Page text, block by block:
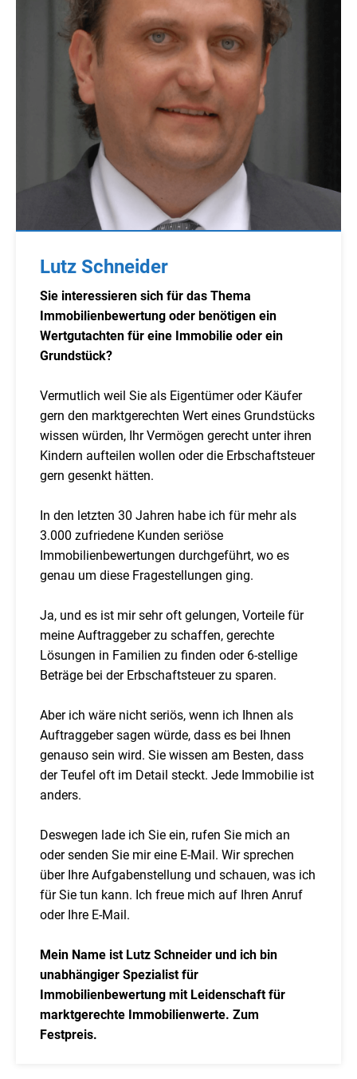
Lutz Schneider
Sie interessieren sich für das Thema
Immobilienbewertung oder benötigen ein
Wertgutachten für eine Immobilie oder ein
Grundstück?
Vermutlich weil Sie als Eigentümer oder Käufer
gern den marktgerechten Wert eines Grundstücks
wissen würden, Ihr Vermögen gerecht unter ihren
Kindern aufteilen wollen oder die Erbschaftsteuer
gern gesenkt hätten.
In den letzten 30 Jahren habe ich für mehr als
3.000 zufriedene Kunden seriöse
Immobilienbewertungen durchgeführt, wo es
genau um diese Fragestellungen ging.
Ja, und es ist mir sehr oft gelungen, Vorteile für
meine Auftraggeber zu schaffen, gerechte
Lösungen in Familien zu finden oder 6-stellige
Beträge bei der Erbschaftsteuer zu sparen.
Aber ich wäre nicht seriös, wenn ich Ihnen als
Auftraggeber sagen würde, dass es bei Ihnen
genauso sein wird. Sie wissen am Besten, dass
der Teufel oft im Detail steckt. Jede Immobilie ist
anders.
Deswegen lade ich Sie ein, rufen Sie mich an
oder senden Sie mir eine E-Mail. Wir sprechen
über Ihre Aufgabenstellung und schauen, was ich
für Sie tun kann. Ich freue mich auf Ihren Anruf
oder Ihre E-Mail.
Mein Name ist Lutz Schneider und ich bin
unabhängiger Spezialist für
Immobilienbewertung mit Leidenschaft für
marktgerechte Immobilienwerte. Zum
Festpreis.